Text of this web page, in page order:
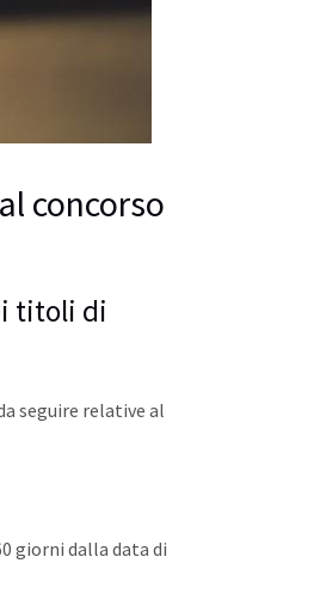
concorso
titoli di
seguire relative al
giorni dalla data di